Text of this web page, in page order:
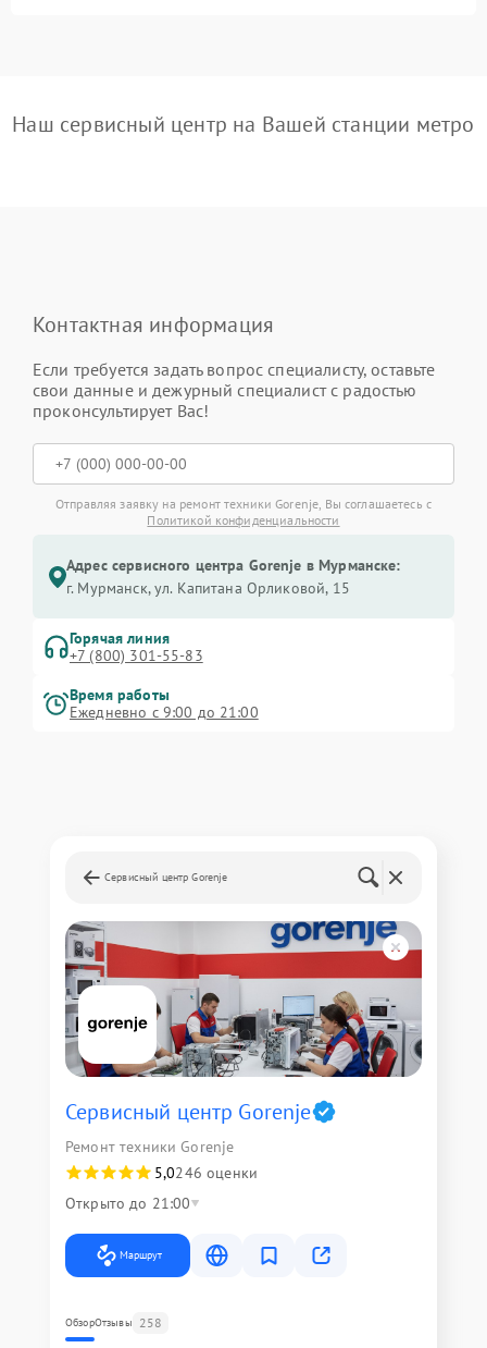
Наш сервисный центр на Вашей станции метро
Контактная информация
Если требуется задать вопрос специалисту, оставьте
свои данные и дежурный специалист с радостью
проконсультирует Вас!
Отправляя заявку на ремонт техники Gorenje, Вы соглашаетесь с
Политикой конфиденциальности
Адрес сервисного центра Gorenje в Мурманске:
г. Мурманск, ул. Капитана Орликовой, 15
Горячая линия
+7 (800) 301-55-83
Время работы
Ежедневно с 9:00 до 21:00
Сервисный центр Gorenje
Сервисный центр Gorenje
Ремонт техники Gorenje
5,0246 оценки
Открыто до 21:00
Маршрут
ОбзорОтзывы 258